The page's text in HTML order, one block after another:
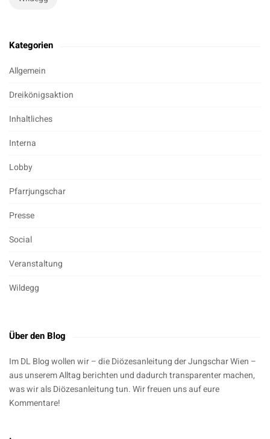
Kategorien
Allgemein
Dreikönigsaktion
Inhaltliches
Interna
Lobby
Pfarrjungschar
Presse
Social
Veranstaltung
Wildegg
Über den Blog
Im DL Blog wollen wir – die Diözesanleitung der Jungschar Wien –
aus unserem Alltag berichten und dadurch transparenter machen,
was wir als Diözesanleitung tun. Wir freuen uns auf eure
Kommentare!